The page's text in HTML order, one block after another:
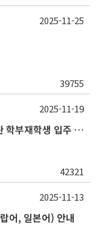
39755
2025-11-25
(11/24~28) 2026학년도 관악학생생활관 학부재학생 입주 신청 일정 안내
42321
2025-11-19
어, 일본어) 안내
2025-11-13